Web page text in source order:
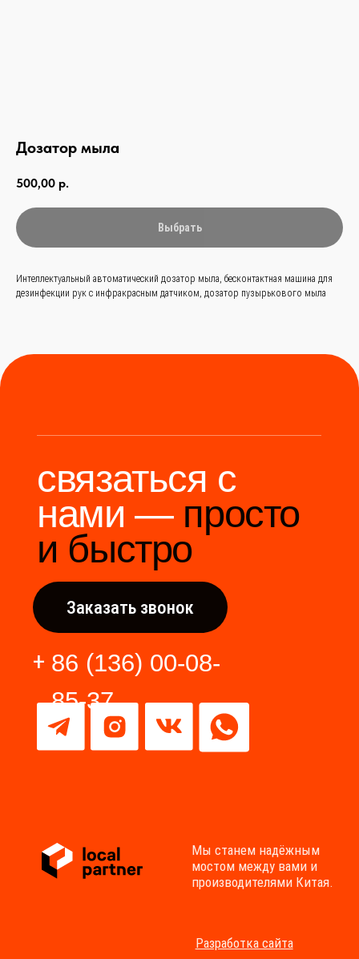
Дозатор мыла
500,00 р.
Выбрать
Интеллектуальный автоматический дозатор мыла, бесконтактная машина для
дезинфекции рук с инфракрасным датчиком, дозатор пузырькового мыла
связаться с
просто
и быстро
Разработка сайта
Мы станем надёжным
мостом между вами и
производителями Китая.
Заказать звонок